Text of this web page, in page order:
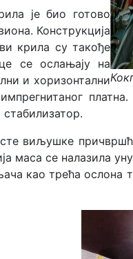
је био готово
Конструкција
крила су такође
се ослањају на
и хоризонтални
платна.
виљушке
маса се налазила
као трећа ослона